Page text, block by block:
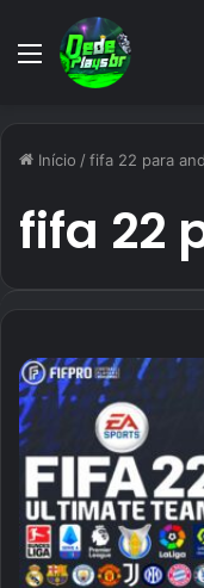
Menu
Início /fifa 22 para
fifa 22